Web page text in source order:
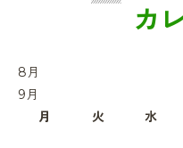
カ
8月
9月
月
火 水